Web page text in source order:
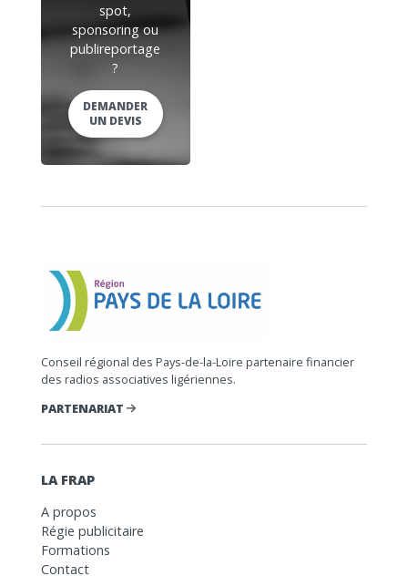
spot,
sponsoring ou
publireportage
?
DEMANDER
UN DEVIS
Conseil régional des Pays-de-la-Loire partenaire financier
des radios associatives ligériennes.
PARTENARIAT
LA FRAP
A propos
Régie publicitaire
Formations
Contact